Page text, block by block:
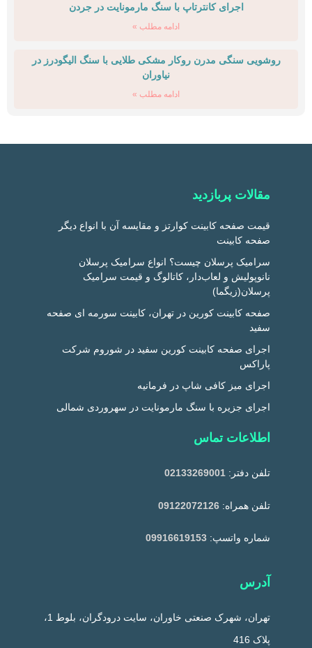
اجرای کانترتاپ با سنگ مارمونایت در جردن
ادامه مطلب »
روشویی سنگی مدرن روکار مشکی طلایی با سنگ الیگودرز در
نیاوران
ادامه مطلب »
مقالات پربازدید
قیمت صفحه کابینت کوارتز و مقایسه آن با انواع دیگر
صفحه کابینت
سرامیک پرسلان چیست؟ انواع سرامیک پرسلان
نانوپولیش و لعاب‌دار، کاتالوگ و قیمت سرامیک
پرسلان(زیگما)
صفحه کابینت کورین در تهران، کابینت سورمه ای صفحه
سفید
اجرای صفحه کابینت کورین سفید در شوروم شرکت
پاراکس
اجرای میز کافی شاپ در فرمانیه
اجرای جزیره با سنگ مارمونایت در سهروردی شمالی
اطلاعات تماس
تلفن دفتر: 02133269001
تلفن همراه: 09122072126
شماره واتسپ: 09916619153
آدرس
تهران، شهرک صنعتی خاوران، سایت درودگران، بلوط 1،
پلاک 416